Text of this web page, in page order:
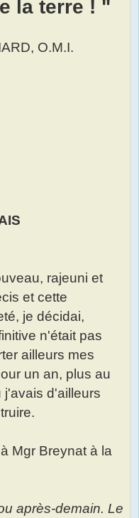
la terre ! "
O.M.I.
rajeuni et
et cette
je décidai,
n'était pas
ailleurs mes
un an, plus au
j'avais d'ailleurs
Mgr Breynat à la
après-demain. Le